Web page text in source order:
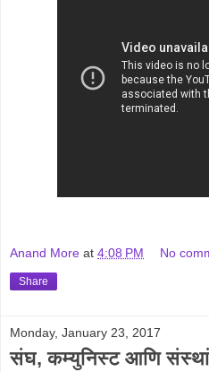
Anand More at 4:08 PM No
Share
Monday, January 23, 2017
संघ, कम्युनिस्ट आणि